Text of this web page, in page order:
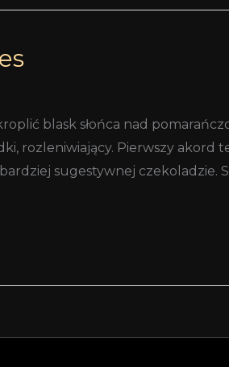
blask słońca nad
rozleniwiający. Pierwszy
sugestywnej czekoladzie.